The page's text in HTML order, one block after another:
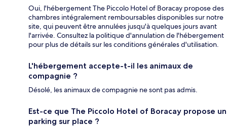
Oui, l'hébergement The Piccolo Hotel of Boracay propose des
chambres intégralement remboursables disponibles sur notre
site, qui peuvent être annulées jusqu'à quelques jours avant
l'arrivée. Consultez la politique d'annulation de l'hébergement
pour plus de détails sur les conditions générales d'utilisation.
L'hébergement accepte-t-il les animaux de
compagnie ?
Désolé, les animaux de compagnie ne sont pas admis.
Est-ce que The Piccolo Hotel of Boracay propose un
parking sur place ?